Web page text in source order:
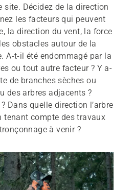
site. Décidez de la direction
les facteurs qui peuvent
la direction du vent, la force
obstacles autour de la
A-t-il été endommagé par la
ou tout autre facteur ? Y a-
de branches sèches ou
des arbres adjacents ?
Dans quelle direction l’arbre
tenant compte des travaux
à venir ?